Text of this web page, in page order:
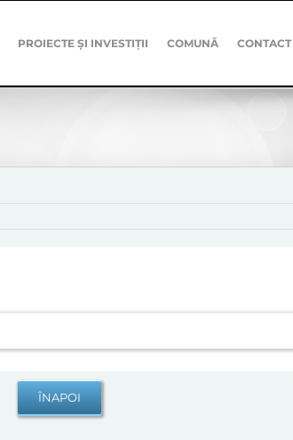
PROIECTE ȘI INVESTIȚII COMUNĂ CONTACT